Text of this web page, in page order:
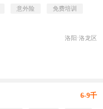
意外险
免费培训
洛阳·洛龙区
6-9千